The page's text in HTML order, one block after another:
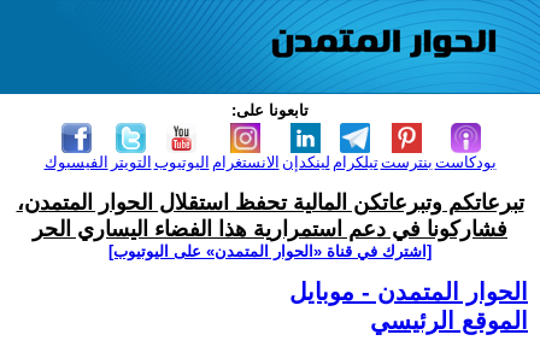
تابعونا على:
الفيسبوك التويتر اليوتيوب الانستغرام لينكدإن تيلكرامبنترست بودكاست
تبرعاتكم وتبرعاتكن المالية تحفظ استقلال الحوار المتمدن،
فشاركونا في دعم استمرارية هذا الفضاء اليساري الحر
[اشترك في قناة ‫«الحوار المتمدن» على اليوتيوب]
الحوار المتمدن - موبايل
الموقع الرئيسي